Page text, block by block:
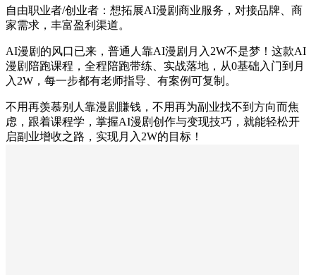
自由职业者/创业者：想拓展AI漫剧商业服务，对接品牌、商
家需求，丰富盈利渠道。​
AI漫剧的风口已来，普通人靠AI漫剧月入2W不是梦！这款AI
漫剧陪跑课程，全程陪跑带练、实战落地，从0基础入门到月
入2W，每一步都有老师指导、有案例可复制。​
不用再羡慕别人靠漫剧賺钱，不用再为副业找不到方向而焦
虑，跟着课程学，掌握AI漫剧创作与变现技巧，就能轻松开
启副业增收之路，实现月入2W的目标！